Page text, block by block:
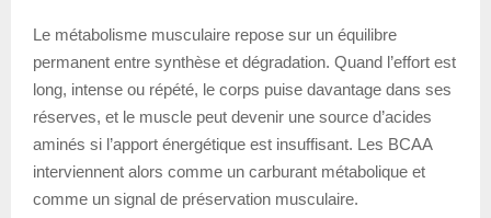
Le métabolisme musculaire repose sur un équilibre
permanent entre synthèse et dégradation. Quand l’effort est
long, intense ou répété, le corps puise davantage dans ses
réserves, et le muscle peut devenir une source d’acides
aminés si l’apport énergétique est insuffisant. Les BCAA
interviennent alors comme un carburant métabolique et
comme un signal de préservation musculaire.